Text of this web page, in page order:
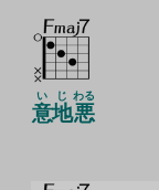
意地
いじ
悪
わる